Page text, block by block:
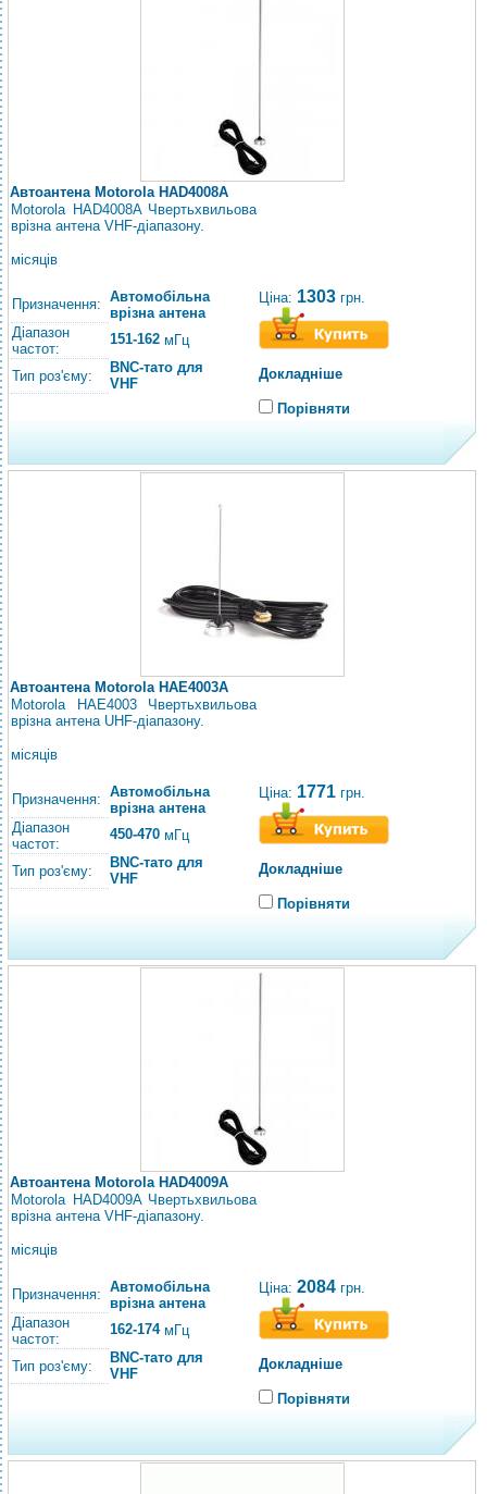
Автоантена Motorola HAD4008A
Motorola HAD4008A Чвертьхвильова
врізна антена VHF-діапазону.
місяців
Призначення: Автомобільна
врізна антена
Діапазон
частот:
151-162 мГц
Тип роз'єму:
BNC-тато для
VHF
Ціна: 1303 грн.
Докладніше
Порівняти
Автоантена Motorola HAE4003A
Motorola HAE4003 Чвертьхвильова
врізна антена UHF-діапазону.
місяців
Призначення: Автомобільна
врізна антена
Діапазон
частот:
450-470 мГц
Тип роз'єму:
BNC-тато для
VHF
Ціна: 1771 грн.
Докладніше
Порівняти
Автоантена Motorola HAD4009A
Motorola HAD4009A Чвертьхвильова
врізна антена VHF-діапазону.
місяців
Призначення: Автомобільна
врізна антена
Діапазон
частот:
162-174мГц
Тип роз'єму:
BNC-тато для
VHF
Ціна: 2084 грн.
Докладніше
Порівняти